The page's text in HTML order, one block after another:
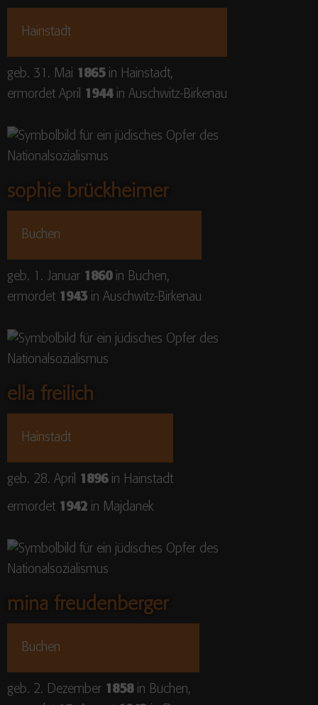
Hainstadt
geb. 31. Mai 1865in Hainstadt,
ermordet April 1944in Auschwitz-Birkenau
sophie brückheimer
Buchen
geb. 1. Januar 1860in Buchen,
ermordet 1943 in Auschwitz-Birkenau
ella freilich
Hainstadt
geb. 28. April 1896in Hainstadt
ermordet 1942 in Majdanek
mina freudenberger
Buchen
geb. 2. Dezember 1858in Buchen,